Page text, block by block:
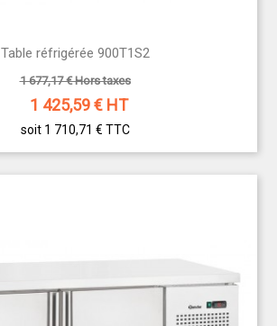
Table réfrigérée 900T1S2
1 677,17 € Hors taxes
1 425,59€ HT
soit 1 710,71 € TTC